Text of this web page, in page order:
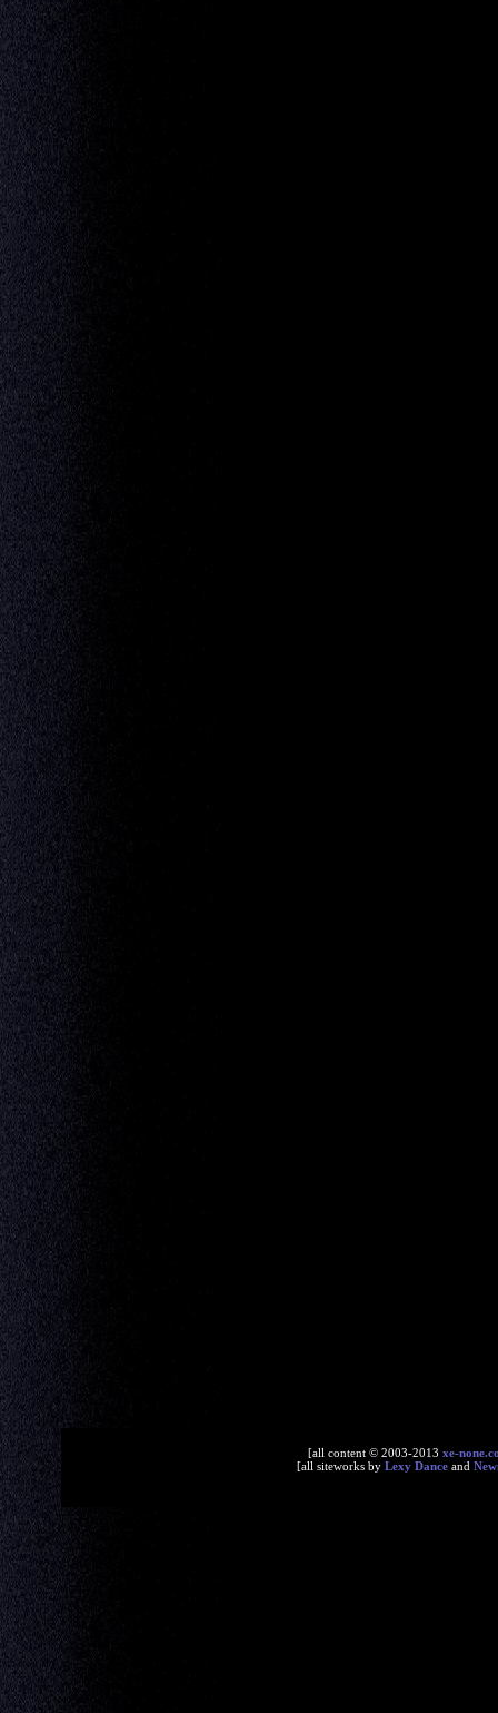
[all content © 2003-2013 xe-
[all siteworks by Lexy Dance and